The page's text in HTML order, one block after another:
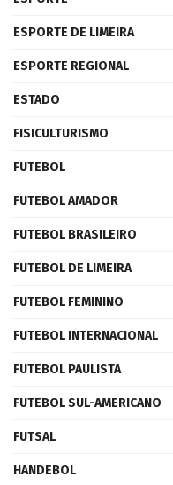
ESPORTE DE LIMEIRA
ESPORTE REGIONAL
ESTADO
FISICULTURISMO
FUTEBOL
FUTEBOL AMADOR
FUTEBOL BRASILEIRO
FUTEBOL DE LIMEIRA
FUTEBOL FEMININO
FUTEBOL INTERNACIONAL
FUTEBOL PAULISTA
FUTEBOL SUL-AMERICANO
FUTSAL
HANDEBOL